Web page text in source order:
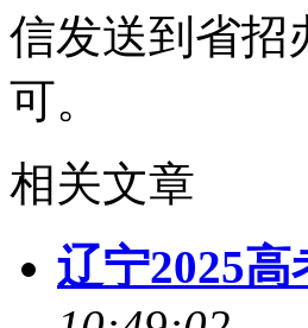
信发送到省招
可。
相关文章
辽宁2025